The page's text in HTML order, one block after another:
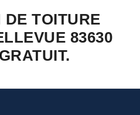
DE TOITURE
83630